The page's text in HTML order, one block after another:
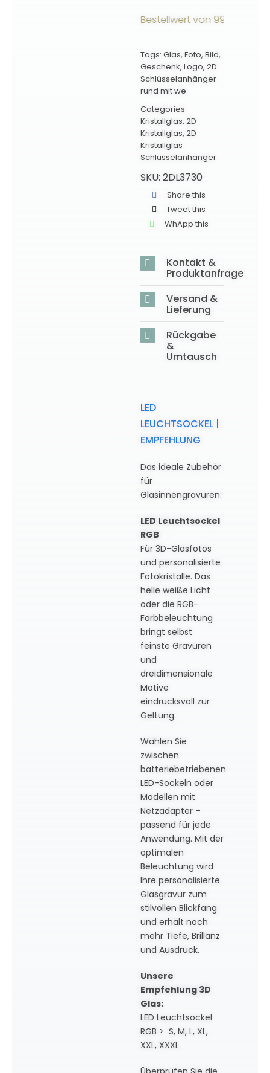
Menge
ab einem Bestellwert von 99€
Tags: Glas, Foto, Bild,
Geschenk, Logo, 2D
Schlüsselanhänger
rund mit we
Categories:
Kristallglas, 2D
Kristallglas, 2D
Kristallglas
Schlüsselanhänger
SKU: 2DL3730
Share this
Tweet this
WhApp this
Kontakt &
Produktanfrage
Versand &
Lieferung
Rückgabe
&
Umtausch
LED
LEUCHTSOCKEL |
EMPFEHLUNG
Das ideale Zubehör
für
Glasinnengravuren:
LED Leuchtsockel
RGB
Für 3D-Glasfotos
und personalisierte
Fotokristalle. Das
helle weiße Licht
oder die RGB-
Farbbeleuchtung
bringt selbst
feinste Gravuren
und
dreidimensionale
Motive
eindrucksvoll zur
Geltung.
Wählen Sie
zwischen
batteriebetriebenen
LED-Sockeln oder
Modellen mit
Netzadapter –
passend für jede
Anwendung. Mit der
optimalen
Beleuchtung wird
Ihre personalisierte
Glasgravur zum
stilvollen Blickfang
und erhält noch
mehr Tiefe, Brillanz
und Ausdruck.
Unsere
Empfehlung 3D
Glas:
LED Leuchtsockel
RGB > S, M, L, XL,
XXL, XXXL